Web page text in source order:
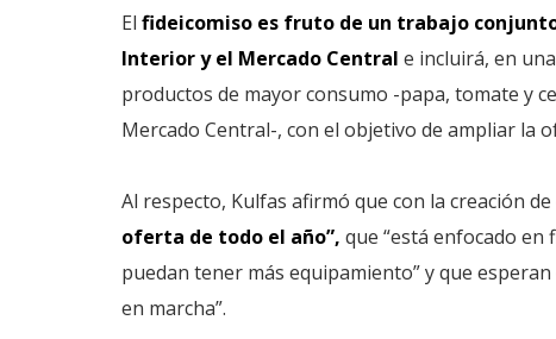
El fideicomiso es fruto de un trabajo
Interior y el Mercado Central e incluirá, en
productos de mayor consumo -papa, tomate y
Mercado Central-, con el objetivo de ampliar la
Al respecto, Kulfas afirmó que con la creación
oferta de todo el año”, que “está enfocado
puedan tener más equipamiento” y que
en marcha”.